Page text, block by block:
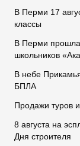
В Перми 17
классы
В Перми прошла
школьников
В небе
БПЛА
Продажи туров
8 августа на
Дня строителя